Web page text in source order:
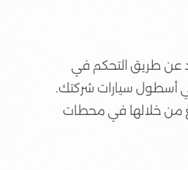
عن طريق التحكم في
في أسطول سيارات شركتك.
من خلالها في محطات